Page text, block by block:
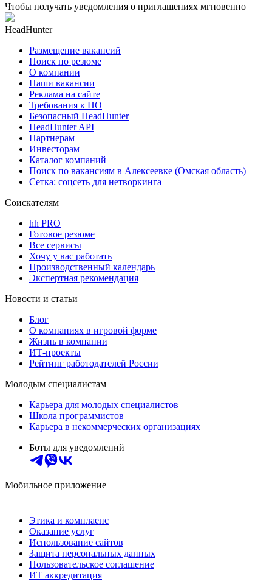
Чтобы получать уведомления о приглашениях мгновенно
HeadHunter
Размещение вакансий
Поиск по резюме
О компании
Наши вакансии
Реклама на сайте
Требования к ПО
Безопасный HeadHunter
HeadHunter API
Партнерам
Инвесторам
Каталог компаний
Поиск по вакансиям в Алексеевке (Омская область)
Сетка: соцсеть для нетворкинга
Соискателям
hh PRO
Готовое резюме
Все сервисы
Хочу у вас работать
Производственный календарь
Экспертная рекомендация
Новости и статьи
Блог
О компаниях в игровой форме
Жизнь в компании
ИТ-проекты
Рейтинг работодателей России
Молодым специалистам
Карьера для молодых специалистов
Школа программистов
Карьера в некоммерческих организациях
Боты для уведомлений
Мобильное приложение
Этика и комплаенс
Оказание услуг
Использование сайтов
Защита персональных данных
Пользовательское соглашение
ИТ аккредитация